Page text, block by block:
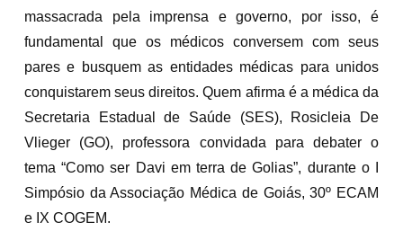
massacrada pela imprensa e governo, por isso, é
fundamental que os médicos conversem com seus
pares e busquem as entidades médicas para unidos
conquistarem seus direitos. Quem afirma é a médica da
Secretaria Estadual de Saúde (SES), Rosicleia De
Vlieger (GO), professora convidada para debater o
tema “Como ser Davi em terra de Golias”, durante o I
Simpósio da Associação Médica de Goiás, 30º ECAM
e IX COGEM.